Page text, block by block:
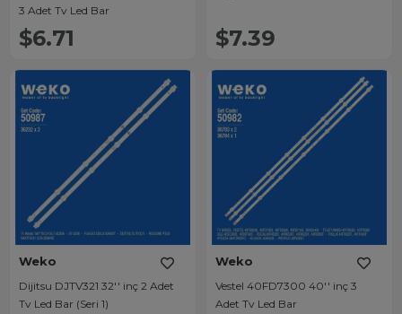
3 Adet Tv Led Bar
$6.71 $7.39
Weko
Dijitsu DJTV321 32'' inç 2 Adet
Tv Led Bar (Seri 1)
Weko
Vestel 40FD7300 40'' inç 3
Adet Tv Led Bar